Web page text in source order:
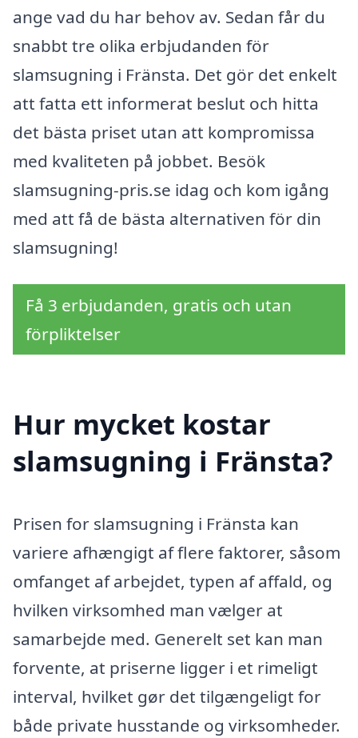
ange vad du har behov av. Sedan får du
snabbt tre olika erbjudanden för
slamsugning i Fränsta. Det gör det enkelt
att fatta ett informerat beslut och hitta
det bästa priset utan att kompromissa
med kvaliteten på jobbet. Besök
slamsugning-pris.se idag och kom igång
med att få de bästa alternativen för din
slamsugning!
Få 3 erbjudanden, gratis och utan
förpliktelser
Hur mycket kostar
slamsugning i Fränsta?
Prisen for slamsugning i Fränsta kan
variere afhængigt af flere faktorer, såsom
omfanget af arbejdet, typen af affald, og
hvilken virksomhed man vælger at
samarbejde med. Generelt set kan man
forvente, at priserne ligger i et rimeligt
interval, hvilket gør det tilgængeligt for
både private husstande og virksomheder.